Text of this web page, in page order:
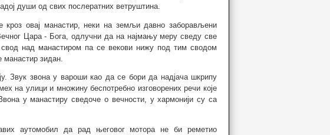
души од свих послератних ветруштина.
кроз овај манастир, неки на земљи давно заборављени
Цара - Бога, одлучни да на најмању меру сведу све
над манастиром па се векови нижу под тим сводом
манастир зидан.
Звук звона у вароши као да се бори да надјача шкрипу
на улици и множину беспотребно изговорених речи које
у манастиру сведоче о вечности, у хармонији су са
аутомобил да рад његовог мотора не би реметио